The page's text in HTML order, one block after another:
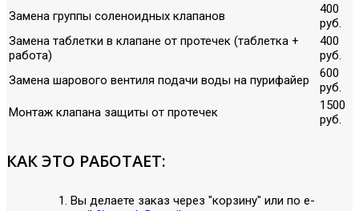
Замена группы соленоидных клапанов
400
руб.
Замена таблетки в клапане от протечек (таблетка +
работа)
400
руб.
Замена шарового вентиля подачи воды на пурифайер
600
руб.
Монтаж клапана защиты от протечек
1500
руб.
КАК ЭТО РАБОТАЕТ:
Вы делаете заказ через "корзину" или по е-